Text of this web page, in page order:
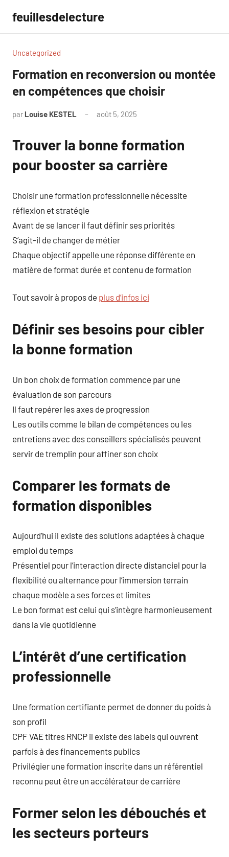
contenu
feuillesdelecture
Uncategorized
Formation en reconversion ou montée
en compétences que choisir
par Louise KESTEL août 5, 2025
Trouver la bonne formation
pour booster sa carrière
Choisir une formation professionnelle nécessite
réflexion et stratégie
Avant de se lancer il faut définir ses priorités
S’agit-il de changer de métier
Chaque objectif appelle une réponse différente en
matière de format durée et contenu de formation
Tout savoir à propos de plus d’infos ici
Définir ses besoins pour cibler
la bonne formation
Un bon choix de formation commence par une
évaluation de son parcours
Il faut repérer les axes de progression
Les outils comme le bilan de compétences ou les
entretiens avec des conseillers spécialisés peuvent
servir de tremplin pour affiner son choix
Comparer les formats de
formation disponibles
Aujourd’hui il existe des solutions adaptées à chaque
emploi du temps
Présentiel pour l’interaction directe distanciel pour la
flexibilité ou alternance pour l’immersion terrain
chaque modèle a ses forces et limites
Le bon format est celui qui s’intègre harmonieusement
dans la vie quotidienne
L’intérêt d’une certification
professionnelle
Une formation certifiante permet de donner du poids à
son profil
CPF VAE titres RNCP il existe des labels qui ouvrent
parfois à des financements publics
Privilégier une formation inscrite dans un référentiel
reconnu peut être un accélérateur de carrière
Former selon les débouchés et
les secteurs porteurs